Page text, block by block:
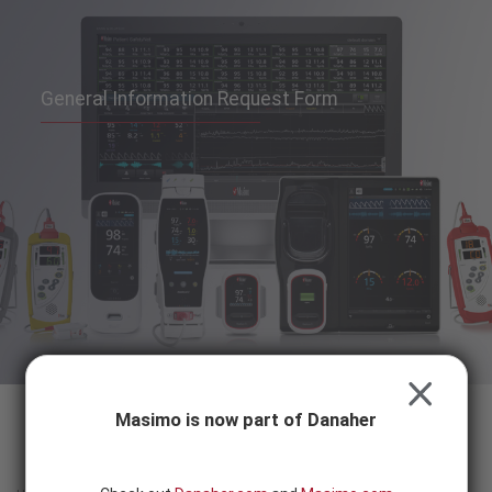
SEARCH
General Information Request Form
Masimo is now part of Danaher
CLOSE